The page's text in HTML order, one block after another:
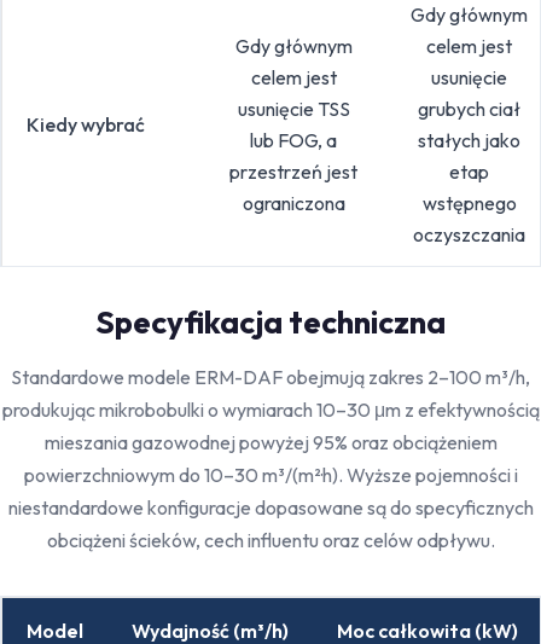
Kiedy wybrać
Gdy głównym
celem jest
usunięcie TSS
lub FOG, a
przestrzeń jest
ograniczona
Gdy głównym
celem jest
usunięcie
grubych ciał
stałych jako
etap
wstępnego
oczyszczania
Specyfikacja techniczna
Standardowe modele ERM-DAF obejmują zakres 2–100 m³/h,
produkując mikrobobulki o wymiarach 10–30 μm z efektywnością
mieszania gazowodnej powyżej 95% oraz obciążeniem
powierzchniowym do 10–30 m³/(m²·h). Wyższe pojemności i
niestandardowe konfiguracje dopasowane są do specyficznych
obciążeni ścieków, cech influentu oraz celów odpływu.
Model Wydajność (m³/h) Moc całkowita (kW)